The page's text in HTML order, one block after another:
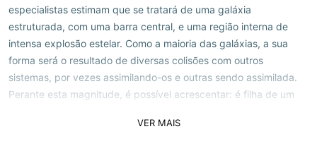
especialistas estimam que se tratará de uma galáxia
estruturada, com uma barra central, e uma região interna de
intensa explosão estelar. Como a maioria das galáxias, a sua
forma será o resultado de diversas colisões com outros
sistemas, por vezes assimilando-os e outras sendo assimilada.
Perante esta magnitude, é possível acrescentar: é filha de um
Estudou artes, licenciou-se em design, e doutorou-se em
VER MAIS